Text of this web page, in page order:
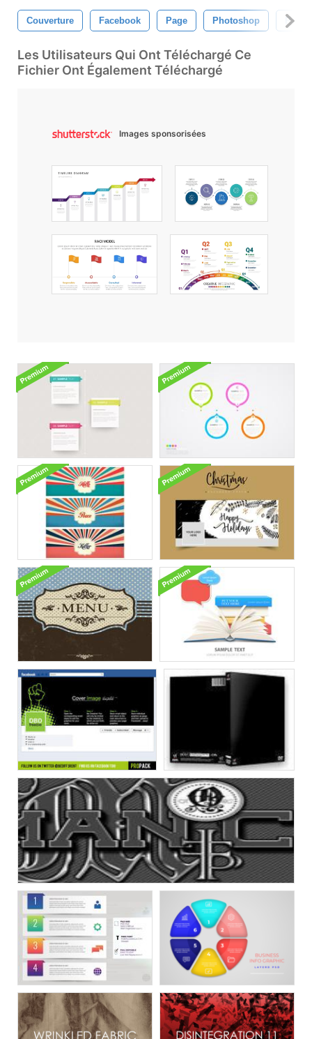
Couverture Facebook Page Photoshop Psd
Les Utilisateurs Qui Ont Téléchargé Ce
Fichier Ont Également Téléchargé
Images sponsorisées